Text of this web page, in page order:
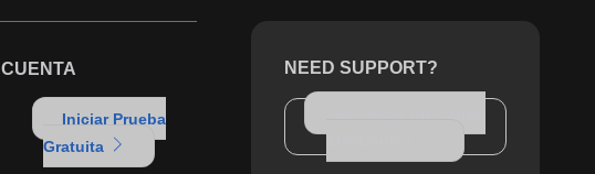
CUENTA
Iniciar Prueba
Gratuita
NEED SUPPORT?